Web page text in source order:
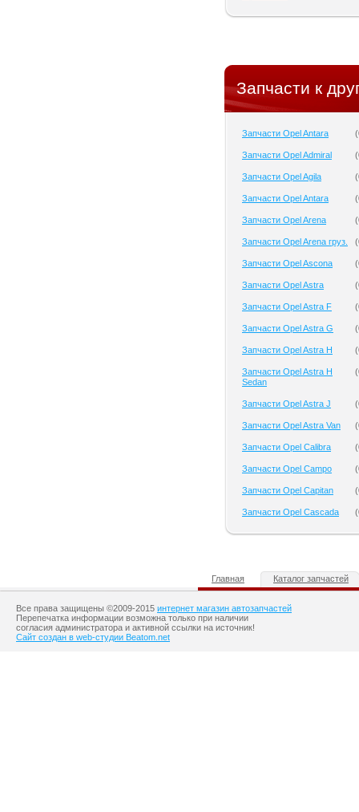
Запчасти к
Запчасти Opel Antara (
Запчасти Opel Admiral (
Запчасти Opel Agila (
Запчасти Opel Antara (
Запчасти Opel Arena (
Запчасти Opel Arena груз. (
Запчасти Opel Ascona (
Запчасти Opel Astra (
Запчасти Opel Astra F (
Запчасти Opel Astra G (
Запчасти Opel Astra H (
Запчасти Opel Astra H
Sedan
(
Запчасти Opel Astra J (
Запчасти Opel Astra Van (
Запчасти Opel Calibra (
Запчасти Opel Campo (
Запчасти Opel Capitan (
Запчасти Opel Cascada (
Главная Каталог запчастей
Все права защищены ©2009-2015 интернет магазин автозапчастей
Перепечатка информации возможна только при наличии
согласия администратора и активной ссылки на источник!
Сайт создан в web-студии Beatom.net